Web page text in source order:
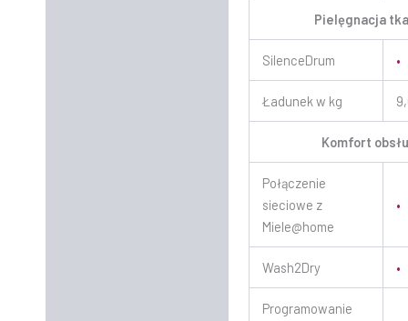
Pielęgnacja
SilenceDrum •
Ładunek w kg
Komfort
Połączenie
sieciowe z
Miele@home
•
Wash2Dry •
Programowanie